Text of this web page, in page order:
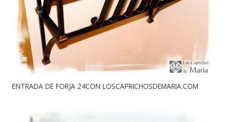
ENTRADA DE FORJA 24CON LOSCAPRICHOSDEMARIA.COM